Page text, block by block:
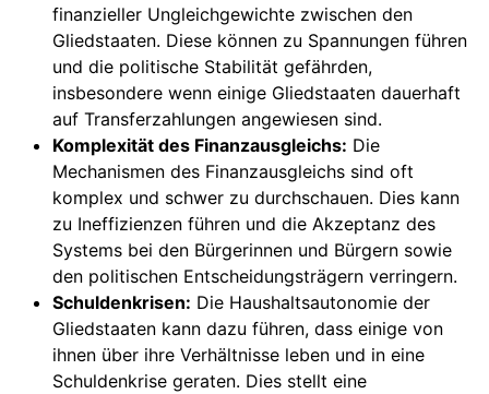
finanzieller Ungleichgewichte zwischen den
Gliedstaaten. Diese können zu Spannungen führen
und die politische Stabilität gefährden,
insbesondere wenn einige Gliedstaaten dauerhaft
auf Transferzahlungen angewiesen sind.
Komplexität des Finanzausgleichs: Die
Mechanismen des Finanzausgleichs sind oft
komplex und schwer zu durchschauen. Dies kann
zu Ineffizienzen führen und die Akzeptanz des
Systems bei den Bürgerinnen und Bürgern sowie
den politischen Entscheidungsträgern verringern.
Schuldenkrisen: Die Haushaltsautonomie der
Gliedstaaten kann dazu führen, dass einige von
ihnen über ihre Verhältnisse leben und in eine
Schuldenkrise geraten. Dies stellt eine